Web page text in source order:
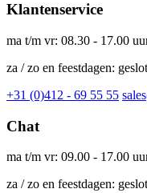
Klantenservice
ma t/m vr: 08.30 - 17.00
za / zo en feestdagen:
+31 (0)412 - 69 55 55
Chat
ma t/m vr: 09.00 - 17.00
za / zo en feestdagen: